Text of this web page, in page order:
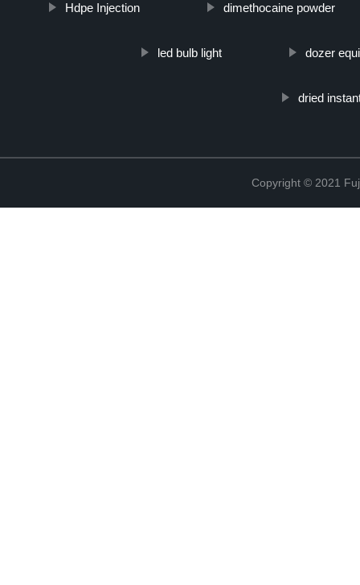
Hdpe Injection dimethocaine powder
led bulb light dozer
dried
Copyright © 2021